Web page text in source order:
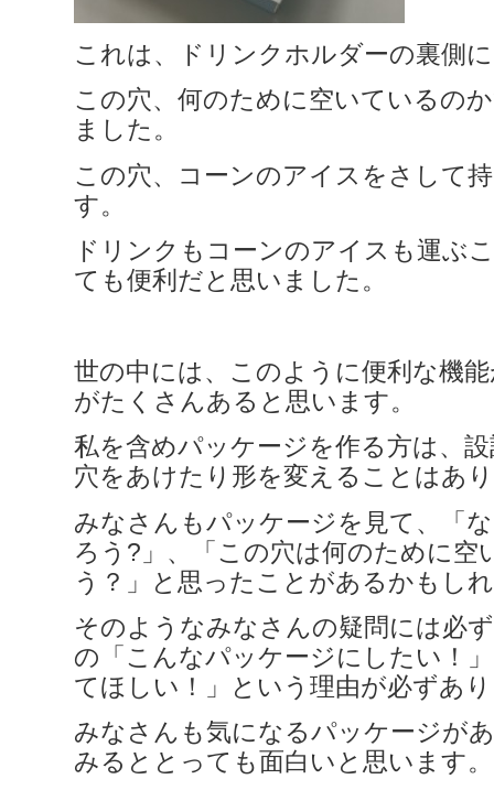
これは、ドリンクホルダーの裏側
この穴、何のために空いているの
ました。
この穴、コーンのアイスをさして
す。
ドリンクもコーンのアイスも運ぶ
ても便利だと思いました。
世の中には、このように便利な機
がたくさんあると思います。
私を含めパッケージを作る方は、
穴をあけたり形を変えることはあ
みなさんもパッケージを見て、「
ろう?」、「この穴は何のために空
う？」と思ったことがあるかもし
そのようなみなさんの疑問には必
の「こんなパッケージにしたい！
てほしい！」という理由が必ずあ
みなさんも気になるパッケージが
みるととっても面白いと思います。